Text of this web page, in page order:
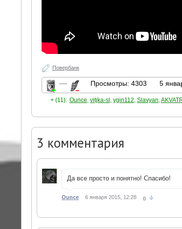
Повербанк
— Просмотры: 4303 5
+ (11): Ounce, vitjka-sl , ygin112, Slavyan,
3 комментария
Да все просто и понятно! Спасибо!
Ounce 6 января 2015, 12:28 0